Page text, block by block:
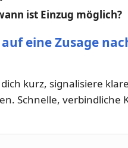
ist Einzug möglich?
eine Zusage
kurz, signalisiere
Schnelle, verbindliche